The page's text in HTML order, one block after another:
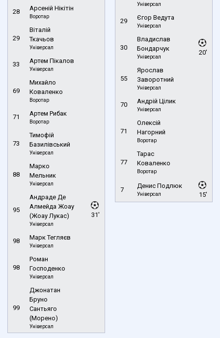
28 Арсеній Нікітін
Воротар
29
Віталій
Ткачьов
Універсал
33 Артем Пікалов
Універсал
69
Михайло
Коваленко
Воротар
71 Артем Рибак
Воротар
73
Тимофій
Базилівський
Універсал
88
Марко
Мельник
Універсал
95
Андраде Де
Алмейда Жоау
(Жоау Лукас)
Універсал
31'
98 Марк Тегляєв
Універсал
98
Роман
Господенко
Універсал
99
Джонатан
Бруно
Сантьяго
(Морено)
Універсал
Універсал
29 Єгор Ведута
Універсал
30
Владислав
Бондарчук
Універсал
20'
55
Ярослав
Заворотний
Універсал
70 Андрій Цілик
Універсал
71
Олексій
Нагорний
Воротар
77
Тарас
Коваленко
Воротар
7
Денис Подлюк
Універсал 15'